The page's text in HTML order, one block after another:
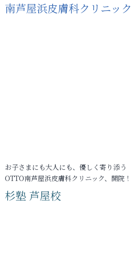
南芦屋浜皮膚科クリニック
お子さまにも大人にも、優しく寄り添う
OTTO南芦屋浜皮膚科クリニック、開院！
杉塾 芦屋校